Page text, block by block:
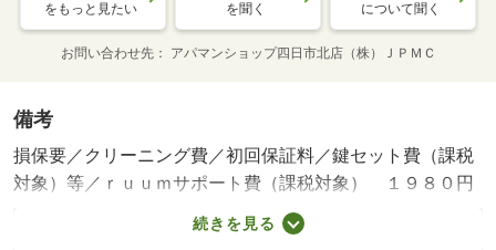
をもっと見たい を聞く について聞く
お問い合わせ先 アパマンショップ四日市北店（株）ＪＰＭＣ
備考
損保要／クリーニング費／初回保証料／鍵セット費（課税
対象）等／ｒｕｕｍサポート費（課税対象） １９８０円
（月額）／ｒｕｕｍサポート（課税対象） １９８０円
（月額）／保証会社利用必：契約時保証委託料：２．２万
続きを見る